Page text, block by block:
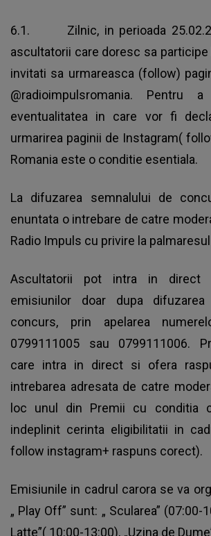
6.1. Zilnic, in perioada
ascultatorii care doresc sa
invitati sa urmareasca (follow)
@radioimpulsromania.
eventualitatea in care vor fi
urmarirea paginii de Instagram(
Romania este o conditie esentiala.
La difuzarea semnalului de
enuntata o intrebare de catre
Radio Impuls cu privire la palmaresul
Ascultatorii pot intra in direct
emisiunilor doar dupa
concurs, prin apelarea
0799111005 sau 0799111006.
care intra in direct si ofera
intrebarea adresata de catre
loc unul din Premii cu conditia
indeplinit cerinta eligibilitatii in
follow instagram+ raspuns corect).
Emisiunile in cadrul carora se va
„ Play Off” sunt: „ Scularea” (07:00-
Latte”( 10:00-13:00), „Uzina de